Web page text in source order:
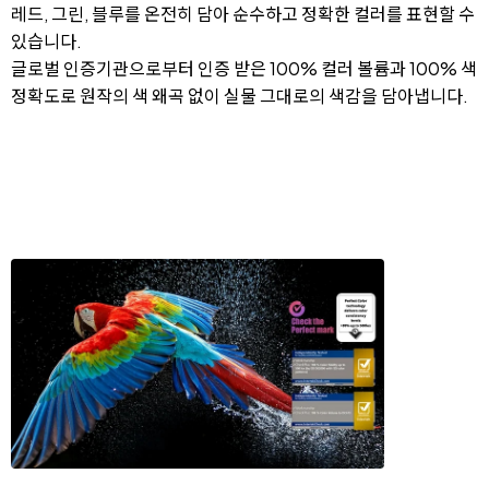
레드, 그린, 블루를 온전히 담아 순수하고 정확한 컬러를 표현할 수
있습니다.
글로벌 인증기관으로부터 인증 받은 100% 컬러 볼륨과 100% 색
정확도로 원작의 색 왜곡 없이 실물 그대로의 색감을 담아냅니다.